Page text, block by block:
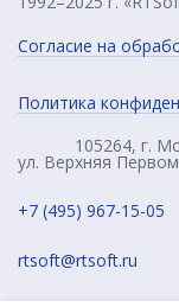
Согласие на
Политика
105264, г.
ул. Верхняя
+7 (495) 967-15-05
rtsoft@rtsoft.ru